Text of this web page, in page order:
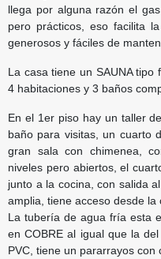
llega por alguna razón el
pero prácticos, eso facilita
generosos y fáciles de
La casa tiene un SAUNA
4 habitaciones y 3 baños
En el 1er piso hay un taller
baño para visitas, un cuarto
gran sala con chimenea,
niveles pero abiertos, el
junto a la cocina, con salida
amplia, tiene acceso desde la
La tubería de agua fría esta
en COBRE al igual que la
PVC, tiene un pararrayos con